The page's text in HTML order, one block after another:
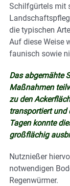
Schilfgürtels mit
die typischen
Auf diese Weise
faunisch sowie
Das abgemähte
Maßnahmen
zu den
transportiert und
Tagen konnte
großflächig
Nutznießer
notwendigen
Regenwürmer.